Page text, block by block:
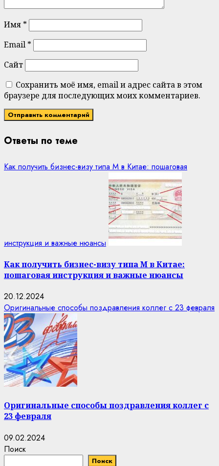
Имя *
Email *
Сайт
Сохранить моё имя, email и адрес сайта в этом
браузере для последующих моих комментариев.
Ответы по теме
Как получить бизнес-визу типа M в Китае: пошаговая
инструкция и важные нюансы
Как получить бизнес-визу типа M в Китае:
пошаговая инструкция и важные нюансы
20.12.2024
Оригинальные способы поздравления коллег с 23 февраля
Оригинальные способы поздравления коллег с
23 февраля
09.02.2024
Поиск
Поиск